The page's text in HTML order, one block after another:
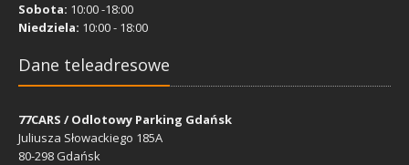
Sobota: 10:00 -18:00
Niedziela: 10:00 - 18:00
Dane teleadresowe
77CARS / Odlotowy Parking Gdańsk
Juliusza Słowackiego 185A
80-298 Gdańsk
Sobota: 10:00 -18:00
Niedziela: 10:00 - 18:00
Dane teleadresowe
77CARS / Odlotowy Parking Gdańsk
Juliusza Słowackiego 185A
80-298 Gdańsk